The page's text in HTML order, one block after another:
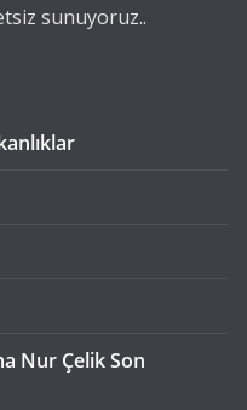
sunuyoruz..
Nur Çelik Son